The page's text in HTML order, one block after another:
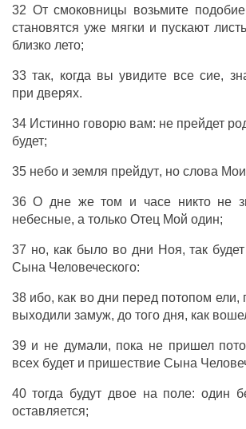
32 От смоковницы возьмите подобие
становятся уже мягки и пускают
близко лето;
33так, когда вы увидите все сие,
при дверях.
34 Истинно говорю вам: не прейдет
будет;
35 небо и земля прейдут, но слова Мои
36О дне же том и часе никтоне
небесные, а только Отец Мой один;
37 но, какбыло во дни Ноя,так будет
Сына Человеческого:
38 ибо, как во дни перед потопом ели,
выходили замуж, до того дня, как
39 и не думали, пока не пришел
всех будет и пришествие Сына
40тогда будут двое на поле:один
оставляется;